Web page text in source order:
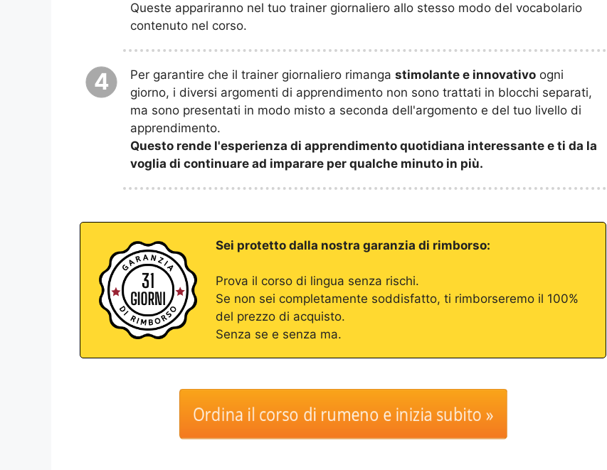
Queste appariranno nel tuo trainer giornaliero allo stesso modo del vocabolario
contenuto nel corso.
4 Per garantire che il trainer giornaliero rimanga stimolante e innovativo ogni
giorno, i diversi argomenti di apprendimento non sono trattati in blocchi separati,
ma sono presentati in modo misto a seconda dell'argomento e del tuo livello di
apprendimento.
Questo rende l'esperienza di apprendimento quotidiana interessante e ti da la
voglia di continuare ad imparare per qualche minuto in più.
Sei protetto dalla nostra garanzia di rimborso:
Prova il corso di lingua senza rischi.
Se non sei completamente soddisfatto, ti rimborseremo il 100%
del prezzo di acquisto.
Senza se e senza ma.
Ordina il corso di rumeno e inizia subito »